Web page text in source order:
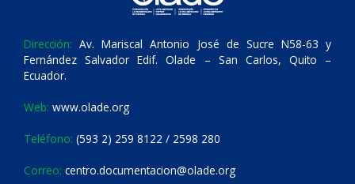
Dirección: Av. Mariscal Antonio José de Sucre N58-63 y
Fernández Salvador Edif. Olade – San Carlos, Quito –
Ecuador.
Web: www.olade.org
Teléfono: (593 2) 259 8122 / 2598 280
Correo: centro.documentacion@olade.org